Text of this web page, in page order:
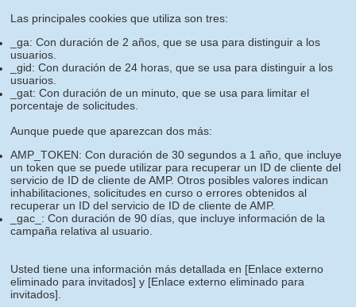
Las principales cookies que utiliza son tres:
_ga: Con duración de 2 años, que se usa para distinguir a los
usuarios.
_gid: Con duración de 24 horas, que se usa para distinguir a los
usuarios.
_gat: Con duración de un minuto, que se usa para limitar el
porcentaje de solicitudes.
Aunque puede que aparezcan dos más:
AMP_TOKEN: Con duración de 30 segundos a 1 año, que incluye
un token que se puede utilizar para recuperar un ID de cliente del
servicio de ID de cliente de AMP. Otros posibles valores indican
inhabilitaciones, solicitudes en curso o errores obtenidos al
recuperar un ID del servicio de ID de cliente de AMP.
_gac_: Con duración de 90 días, que incluye información de la
campaña relativa al usuario.
Usted tiene una información más detallada en [Enlace externo
eliminado para invitados] y [Enlace externo eliminado para
invitados]